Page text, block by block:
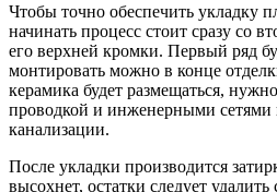
Чтобы точно обеспечить укладку
начинать процесс стоит сразу со
его верхней кромки. Первый ряд
монтировать можно в конце
керамика будет размещаться,
проводкой и инженерными сетями
канализации.
После укладки производится
высохнет, остатки следует